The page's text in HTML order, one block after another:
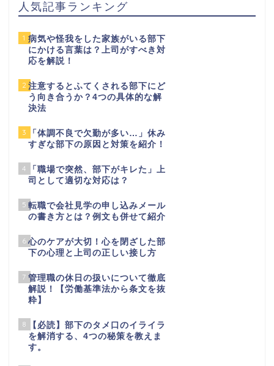
人気記事ランキング
1 病気や怪我をした家族がいる部下
にかける言葉は？上司がすべき対
応を解説！
2 注意するとふてくされる部下にど
う向き合うか？4つの具体的な解
決法
3
「体調不良で欠勤が多い…」休み
すぎな部下の原因と対策を紹介！
4
「職場で突然、部下がキレた」上
司として適切な対応は？
5 転職で会社見学の申し込みメール
の書き方とは？例文も併せて紹介
6 心のケアが大切！心を閉ざした部
下の心理と上司の正しい接し方
7 管理職の休日の扱いについて徹底
解説！【労働基準法から条文を抜
粋】
8
【必読】部下のタメ口のイライラ
を解消する、4つの秘策を教えま
す。